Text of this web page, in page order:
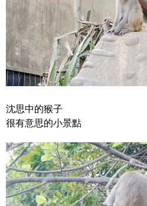
沈思中的猴子
很有意思的小景點